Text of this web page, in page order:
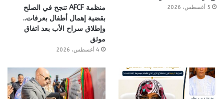
5 أغسطس، 2026
منظمة AFCF تنجح في الصلح
بقضية إهمال أطفال بعرفات..
وإطلاق سراح الأب بعد اتفاق
موثق
4 أغسطس، 2026